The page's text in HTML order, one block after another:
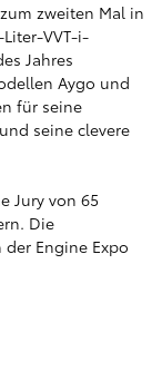
zweiten Mal in
VVT-i-
Jahres
Aygo und
für seine
seine clevere
Jury von 65
Die
Engine Expo